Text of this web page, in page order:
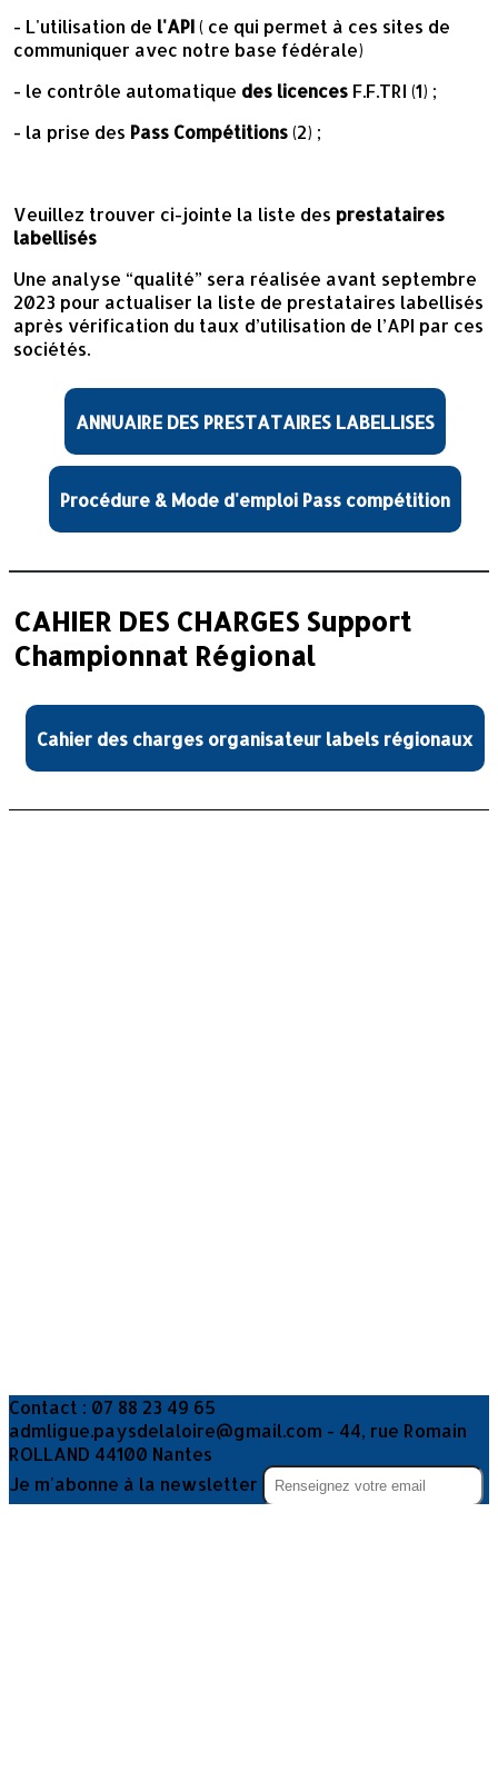
- L'utilisation de l'API( ce qui permet à ces sites de
communiquer avec notre base fédérale)
- le contrôle automatique des licences F.F.TRI (1) ;
- la prise des Pass Compétitions(2) ;
Veuillez trouver ci-jointe la liste des prestataires
labellisés
Une analyse “qualité” sera réalisée avant septembre
2023 pour actualiser la liste de prestataires labellisés
après vérification du taux d’utilisation de l’API par ces
sociétés.
ANNUAIRE DES PRESTATAIRES LABELLISES
Procédure & Mode d'emploi Pass compétition
CAHIER DES CHARGES Support
Championnat Régional
Cahier des charges organisateur labels régionaux
Contact : 07 88 23 49 65
admligue.paysdelaloire@gmail.com - 44, rue Romain
ROLLAND 44100 Nantes
Je m'abonne à la newsletter